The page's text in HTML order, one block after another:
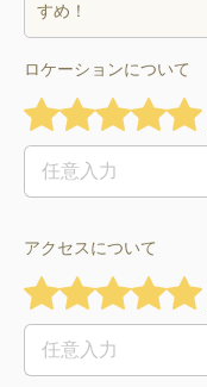
すめ！
ロケーションについて
アクセスについて